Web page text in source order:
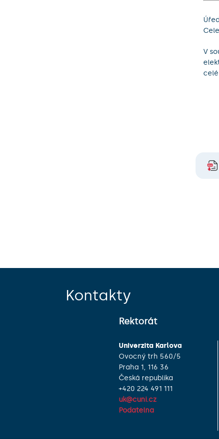
V
Kontakty
Rektorát
Univerzita Karlova
Ovocný trh 560/5
Praha 1, 116 36
Česká republika
+420 224 491 111
uk@cuni.cz
Podatelna